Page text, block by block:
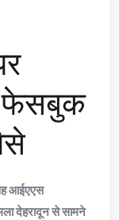
फेसबुक
आईएएस
देहरादून से सामने